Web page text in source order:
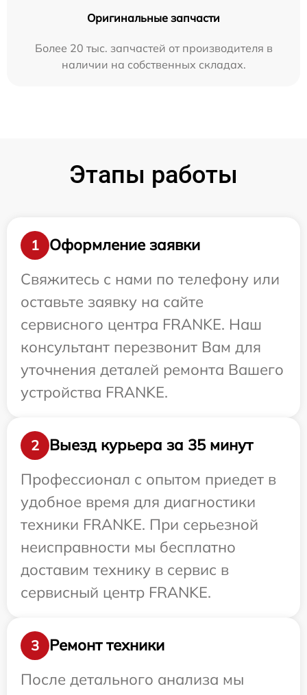
Оригинальные запчасти
Более 20 тыс. запчастей от производителя в
наличии на собственных складах.
Этапы работы
1
Оформление заявки
Свяжитесь с нами по телефону или
оставьте заявку на сайте
сервисного центра FRANKE. Наш
консультант перезвонит Вам для
уточнения деталей ремонта Вашего
устройства FRANKE.
2
Выезд курьера за 35 минут
Профессионал с опытом приедет в
удобное время для диагностики
техники FRANKE. При серьезной
неисправности мы бесплатно
доставим технику в сервис в
сервисный центр FRANKE.
3
Ремонт техники
После детального анализа мы